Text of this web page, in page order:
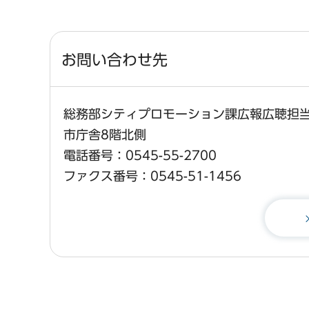
お問い合わせ先
総務部シティプロモーション課広報広聴担
市庁舎8階北側
電話番号：0545-55-2700
ファクス番号：0545-51-1456